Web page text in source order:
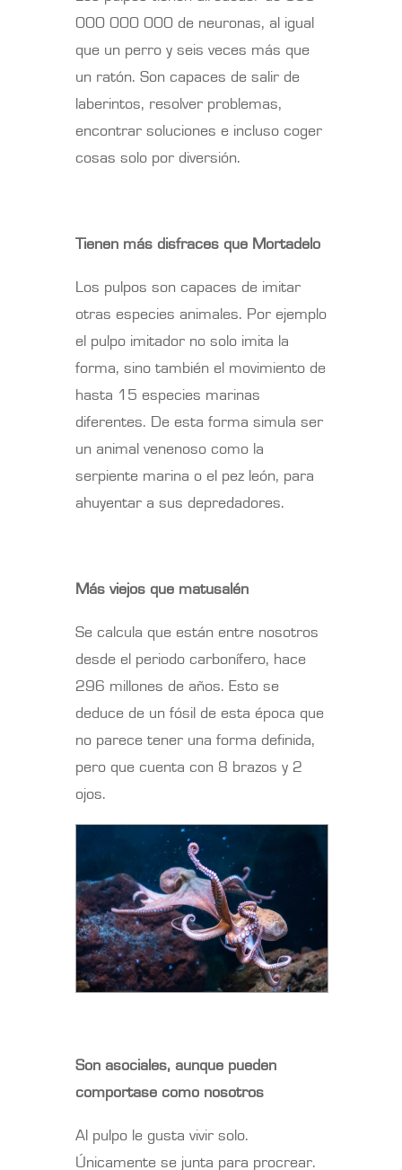
000 000 000 de neuronas, al igual
que un perro y seis veces más que
un ratón. Son capaces de salir de
laberintos, resolver problemas,
encontrar soluciones e incluso coger
cosas solo por diversión.
Tienen más disfraces que Mortadelo
Los pulpos son capaces de imitar
otras especies animales. Por ejemplo
el pulpo imitador no solo imita la
forma, sino también el movimiento de
hasta 15 especies marinas
diferentes. De esta forma simula ser
un animal venenoso como la
serpiente marina o el pez león, para
ahuyentar a sus depredadores.
Más viejos que matusalén
Se calcula que están entre nosotros
desde el periodo carbonífero, hace
296 millones de años. Esto se
deduce de un fósil de esta época que
no parece tener una forma definida,
pero que cuenta con 8 brazos y 2
ojos.
Son asociales, aunque pueden
comportase como nosotros
Al pulpo le gusta vivir solo.
Únicamente se junta para procrear.